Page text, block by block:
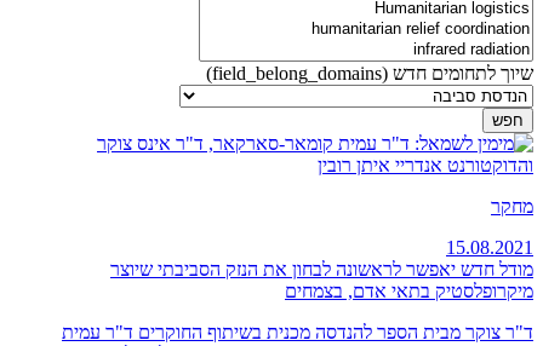
שיוך לתחומים חדש (field_belong_domains)
מחקר
15.08.2021
מודל חדש יאפשר לראשונה לבחון את הנזק הסביבתי שיוצר
מיקרופלסטיק בתאי אדם, בצמחים
ד"ר צוקר מבית הספר להנדסה מכנית בשיתוף החוקרים ד"ר עמית